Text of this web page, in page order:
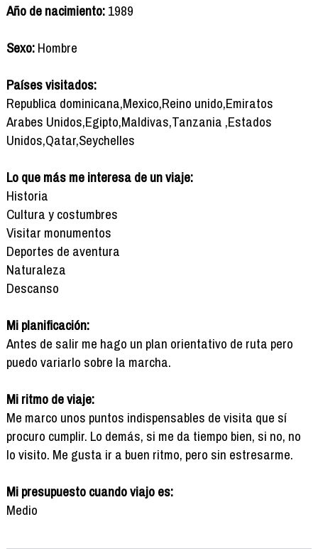
Año de nacimiento:1989
Sexo:Hombre
Países visitados:
Republica dominicana,Mexico,Reino unido,Emiratos
Arabes Unidos,Egipto,Maldivas,Tanzania ,Estados
Unidos,Qatar,Seychelles
Lo que más me interesa de un viaje:
Historia
Cultura y costumbres
Visitar monumentos
Deportes de aventura
Naturaleza
Descanso
Mi planificación:
Antes de salir me hago un plan orientativo de ruta pero
puedo variarlo sobre la marcha.
Mi ritmo de viaje:
Me marco unos puntos indispensables de visita que sí
procuro cumplir. Lo demás, si me da tiempo bien, si no, no
lo visito. Me gusta ir a buen ritmo, pero sin estresarme.
Mi presupuesto cuando viajo es:
Medio